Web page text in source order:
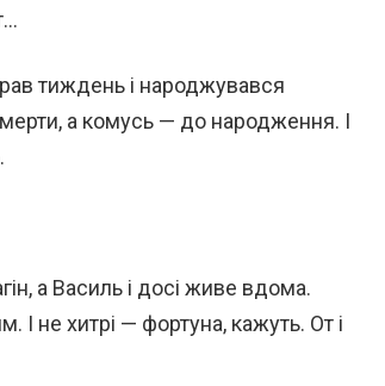
тиждень і народжувався
а комусь — до народження. І
а Василь і досі живе вдома.
І не хитрі — фортуна, кажуть. От і